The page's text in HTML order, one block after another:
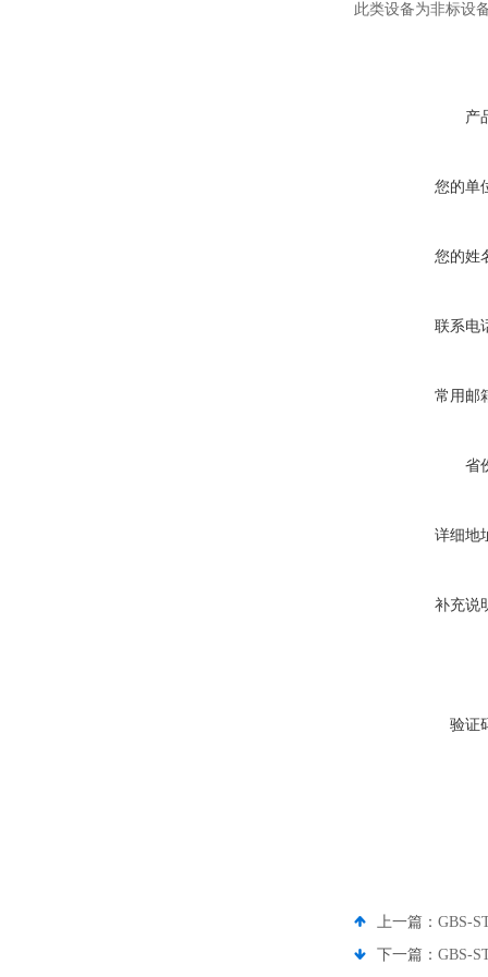
此类设备为非标设
产
您的单
您的姓
联系电
常用邮
省
详细地
补充说
验证
上一篇： GBS-
下一篇： GBS-